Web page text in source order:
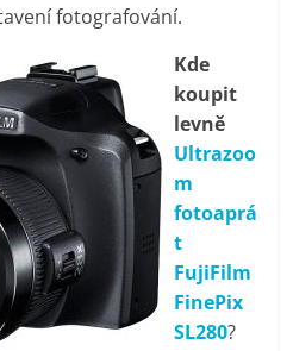
fotografování.
Kde
koupit
levně
Ultrazoo
m
fotoaprá
t
FujiFilm
FinePix
SL280?